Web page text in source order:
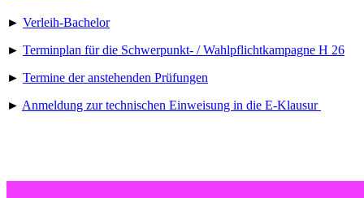
► Verleih-Bachelor
► Terminplan für die Schwerpunkt- / Wahlpflichtkampagne H 26
► Termine der anstehenden Prüfungen
► Anmeldung zur technischen Einweisung in die E-Klausur